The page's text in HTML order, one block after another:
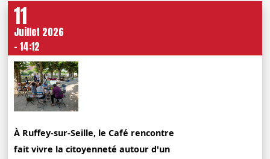
11
Juillet 2026
- 14:12
À Ruffey-sur-Seille, le Café rencontre
fait vivre la citoyenneté autour d'un